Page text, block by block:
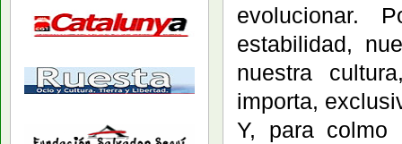
evolucionar.
estabilidad,
nuestra
importa,
Y, para colmo